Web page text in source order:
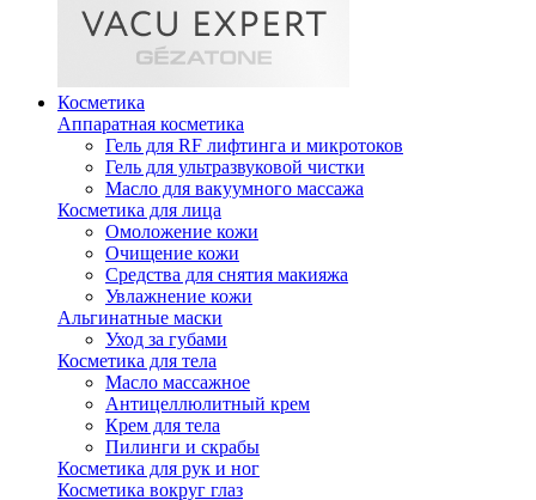
Косметика
Аппаратная косметика
Гель для RF лифтинга и микротоков
Гель для ультразвуковой чистки
Масло для вакуумного массажа
Косметика для лица
Омоложение кожи
Очищение кожи
Средства для снятия макияжа
Увлажнение кожи
Альгинатные маски
Уход за губами
Косметика для тела
Масло массажное
Антицеллюлитный крем
Крем для тела
Пилинги и скрабы
Косметика для рук и ног
Косметика вокруг глаз